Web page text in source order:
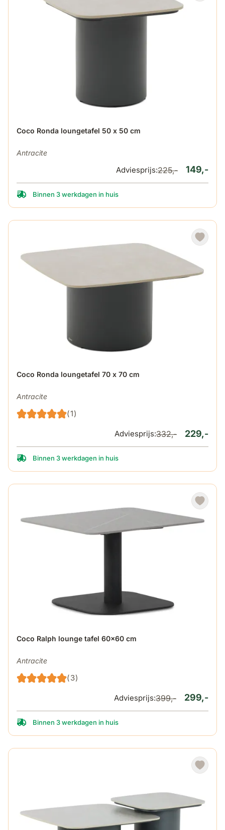
Coco Ronda loungetafel 50 x 50 cm
Antracite
De prijs is afhankelijk van de gekozen opties op de
149,-
Adviesprijs:225,-
Binnen 3 werkdagen in huis
Coco Ronda loungetafel 70 x 70 cm
Antracite
(1)
De prijs is afhankelijk van de gekozen opties op de
229,-
Adviesprijs:332,-
Binnen 3 werkdagen in huis
Coco Ralph lounge tafel 60x60 cm
Antracite
(3)
De prijs is afhankelijk van de gekozen opties op de
299,-
Adviesprijs:399,-
Binnen 3 werkdagen in huis